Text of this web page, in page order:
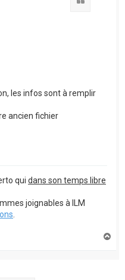
les infos sont à remplir
ancien fichier
qui dans son temps libre
joignables à ILM